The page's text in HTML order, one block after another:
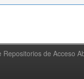
de Acceso